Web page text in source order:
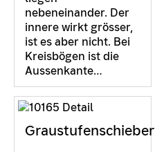
nebeneinander. Der
innere wirkt grösser,
ist es aber nicht. Bei
Kreisbögen ist die
Aussenkante…
Graustufenschieber